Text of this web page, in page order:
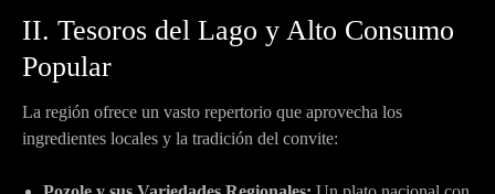
II. Tesoros del Lago y Alto Consumo
Popular
La región ofrece un vasto repertorio que aprovecha los
ingredientes locales y la tradición del convite: